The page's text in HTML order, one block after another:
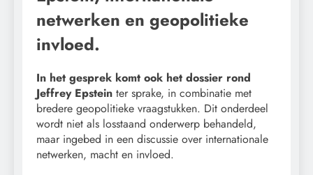
netwerken en geopolitieke
invloed.
In het gesprek komt ook het dossier rond
Jeffrey Epstein ter sprake, in combinatie met
bredere geopolitieke vraagstukken. Dit onderdeel
wordt niet als losstaand onderwerp behandeld,
maar ingebed in een discussie over internationale
netwerken, macht en invloed.